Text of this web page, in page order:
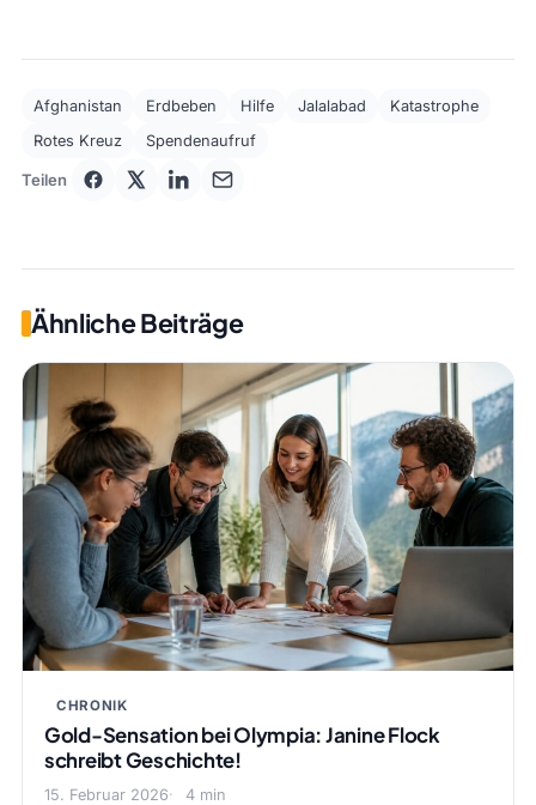
Afghanistan Erdbeben Hilfe Jalalabad
Katastrophe
Rotes Kreuz
Spendenaufruf
Teilen
Ähnliche Beiträge
CHRONIK
Gold-Sensation bei Olympia: Janine Flock
schreibt Geschichte!
15. Februar 2026 4 min